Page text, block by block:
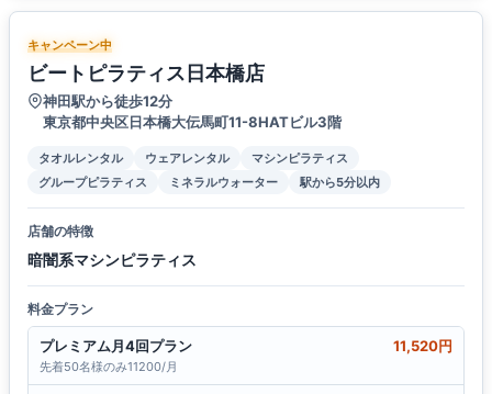
キャンペーン中
ビートピラティス日本橋店
神田駅から徒歩12分
東京都中央区日本橋大伝馬町11-8HATビル3階
タオルレンタル ウェアレンタル
マシンピラティス
グループピラティス
ミネラルウォーター 駅から5分以内
店舗の特徴
暗闇系マシンピラティス
料金プラン
プレミアム月4回プラン 11,520円
先着50名様のみ11200/月